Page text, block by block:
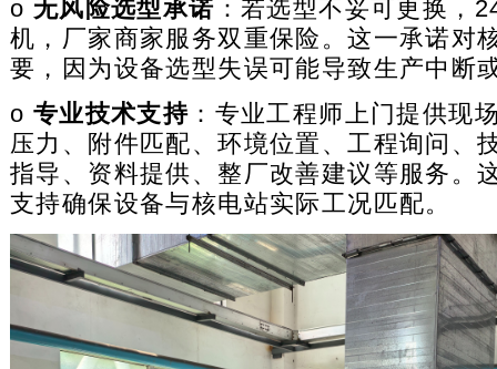
o 无风险选型承诺 ：若选型不妥可更换，
机，厂家商家服务双重保险。这一承诺对
要，因为设备选型失误可能导致生产中断
o 专业技术支持 ：专业工程师上门提供现
压力、附件匹配、环境位置、工程询问、
指导、资料提供、整厂改善建议等服务。
支持确保设备与核电站实际工况匹配。